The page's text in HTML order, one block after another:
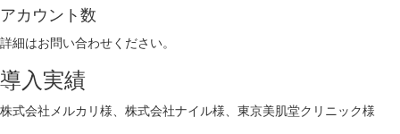
アカウント数
詳細はお問い合わせください。
導入実績
株式会社メルカリ様、株式会社ナイル様、東京美肌堂クリニック様